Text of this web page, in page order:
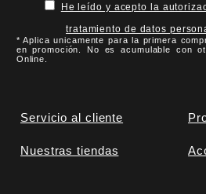
He leído y acepto la
tratamiento de datos
* Aplica unicamente para la primera
en promoción. No es acumulable con
Online.
Servicio al cliente
Nuestras tiendas